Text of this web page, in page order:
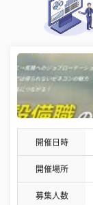
開催日時
開催場所
募集人数